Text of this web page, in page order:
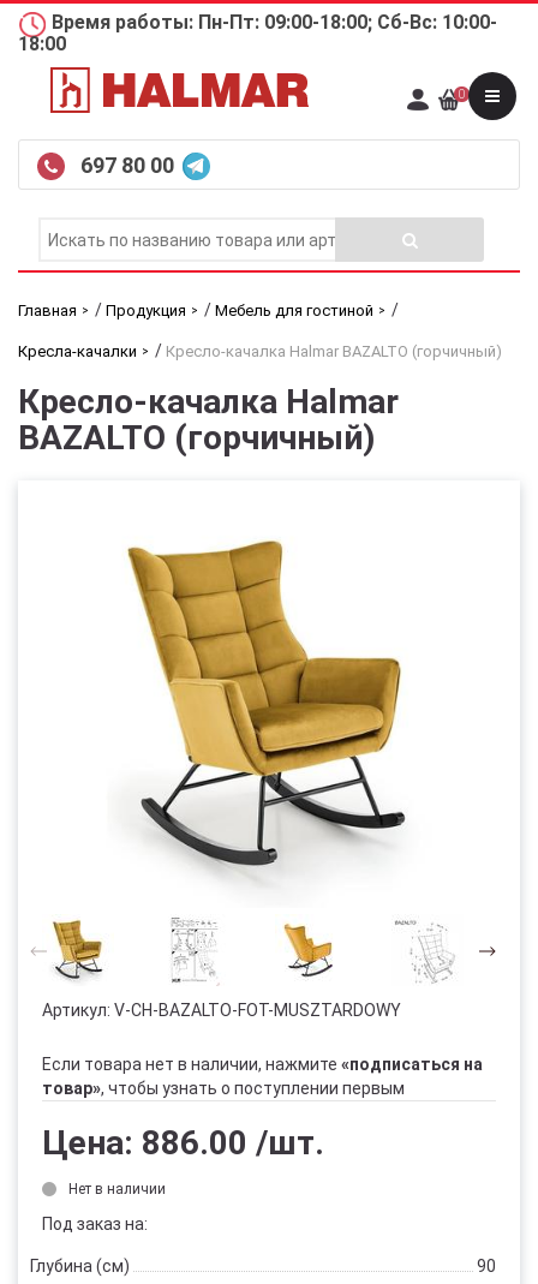
Время работы: Пн-Пт: 09:00-18:00; Сб-Вс: 10:00-
18:00
697 80 00
0
Главная / Продукция / Мебель для гостиной /
Кресла-качалки / Кресло-качалка Halmar BAZALTO (горчичный)
Кресло-качалка Halmar
BAZALTO (горчичный)
Артикул: V-CH-BAZALTO-FOT-MUSZTARDOWY
Если товара нет в наличии, нажмите «подписаться на
товар», чтобы узнать о поступлении первым
Цена: 886.00 /шт.
Нет в наличии
Под заказ на:
Глубина (см)
90